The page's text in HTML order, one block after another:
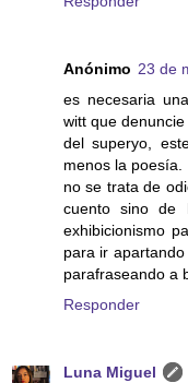
Anónimo 23 de
es necesaria
witt que
del superyo,
menos la poesía.
no se trata de
cuento sino de
exhibicionismo
para ir
parafraseando a
Responder
Luna Miguel